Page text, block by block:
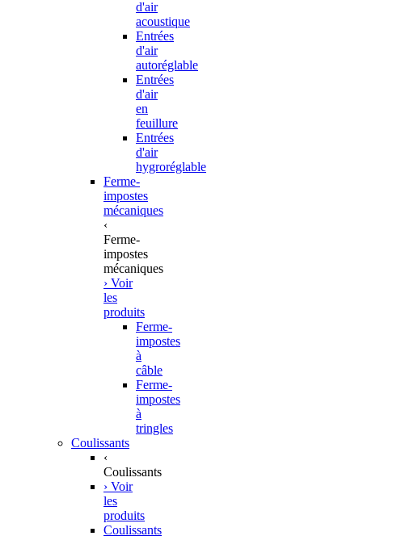
d'air
acoustique
Entrées
d'air
autoréglable
Entrées
d'air
en
feuillure
Entrées
d'air
hygroréglable
Ferme-
impostes
mécaniques
‹
Ferme-
impostes
mécaniques
› Voir
les
produits
Ferme-
impostes
à
câble
Ferme-
impostes
à
tringles
Coulissants
‹
Coulissants
› Voir
les
produits
Coulissants